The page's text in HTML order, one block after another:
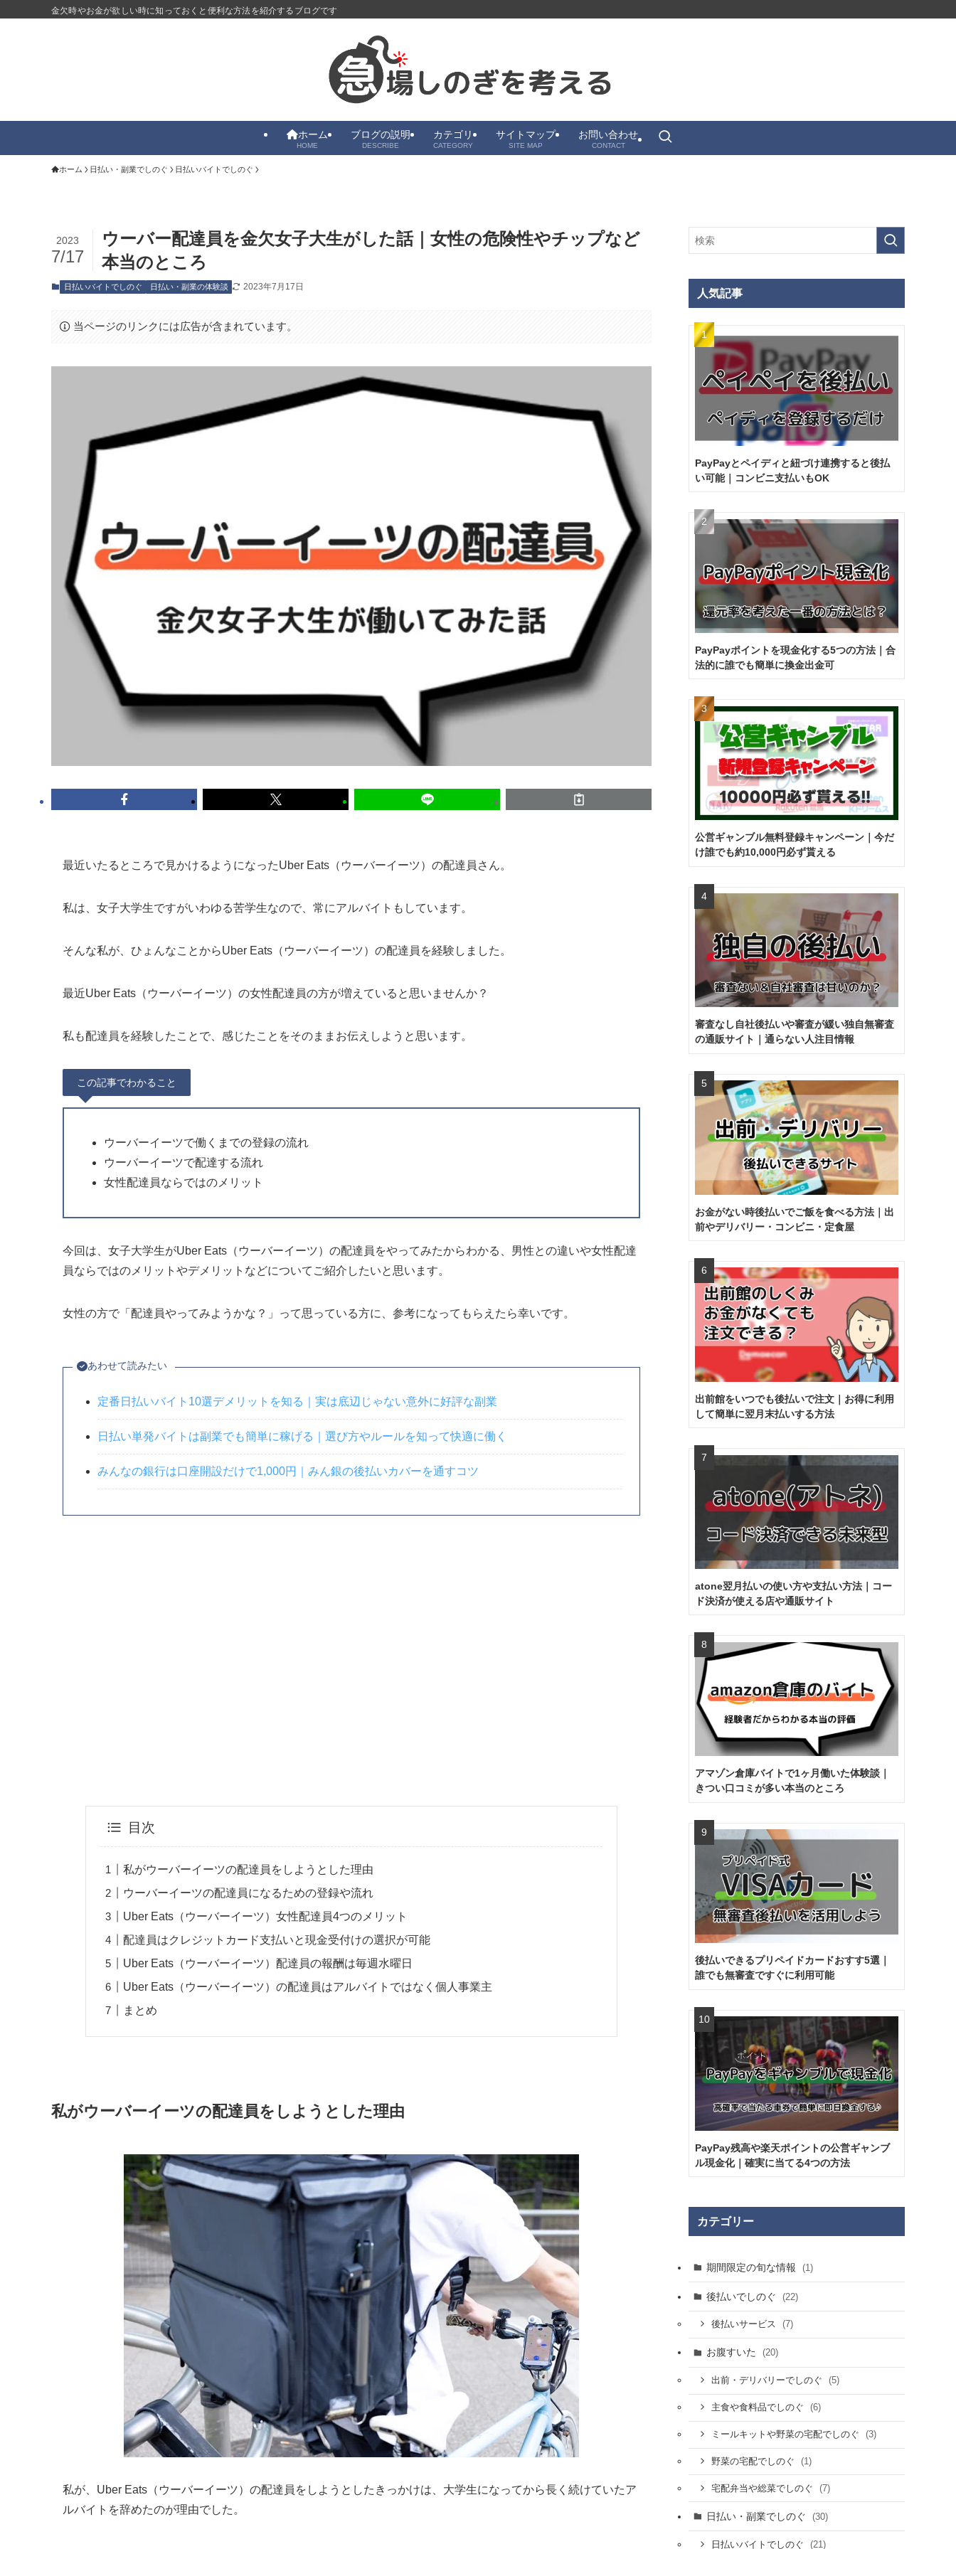
金欠時やお金が欲しい時に知っておくと便利な方法を紹介するブログです
ホーム
HOME
ブログの説明
DESCRIBE
カテゴリ
CATEGORY
サイトマップ
SITE MAP
お問い合わせ
CONTACT
ホーム 日払い・副業でしのぐ 日払いバイトでしのぐ
ウーバー配達員を金欠女子大生がした話｜女性の危険性やチップなど
本当のところ
2023
7/17
日払いバイトでしのぐ 日払い・副業の体験談 2023年7月17日
当ページのリンクには広告が含まれています。
最近いたるところで見かけるようになったUber Eats（ウーバーイーツ）の配達員さん。
私は、女子大学生ですがいわゆる苦学生なので、常にアルバイトもしています。
そんな私が、ひょんなことからUber Eats（ウーバーイーツ）の配達員を経験しました。
最近Uber Eats（ウーバーイーツ）の女性配達員の方が増えていると思いませんか？
私も配達員を経験したことで、感じたことをそのままお伝えしようと思います。
この記事でわかること
ウーバーイーツで働くまでの登録の流れ
ウーバーイーツで配達する流れ
女性配達員ならではのメリット
今回は、女子大学生がUber Eats（ウーバーイーツ）の配達員をやってみたからわかる、男性との違いや女性配達
員ならではのメリットやデメリットなどについてご紹介したいと思います。
女性の方で「配達員やってみようかな？」って思っている方に、参考になってもらえたら幸いです。
あわせて読みたい
定番日払いバイト10選デメリットを知る｜実は底辺じゃない意外に好評な副業
日払い単発バイトは副業でも簡単に稼げる｜選び方やルールを知って快適に働く
みんなの銀行は口座開設だけで1,000円｜みん銀の後払いカバーを通すコツ
目次
私がウーバーイーツの配達員をしようとした理由
ウーバーイーツの配達員になるための登録や流れ
Uber Eats（ウーバーイーツ）女性配達員4つのメリット
配達員はクレジットカード支払いと現金受付けの選択が可能
Uber Eats（ウーバーイーツ）配達員の報酬は毎週水曜日
Uber Eats（ウーバーイーツ）の配達員はアルバイトではなく個人事業主
まとめ
私がウーバーイーツの配達員をしようとした理由
私が、Uber Eats（ウーバーイーツ）の配達員をしようとしたきっかけは、大学生になってから長く続けていたア
ルバイトを辞めたのが理由でした。
人気記事
PayPayとペイディと紐づけ連携すると後払
い可能｜コンビニ支払いもOK
PayPayポイントを現金化する5つの方法｜合
法的に誰でも簡単に換金出金可
公営ギャンブル無料登録キャンペーン｜今だ
け誰でも約10,000円必ず貰える
審査なし自社後払いや審査が緩い独自無審査
の通販サイト｜通らない人注目情報
お金がない時後払いでご飯を食べる方法｜出
前やデリバリー・コンビニ・定食屋
出前館をいつでも後払いで注文｜お得に利用
して簡単に翌月末払いする方法
atone翌月払いの使い方や支払い方法｜コー
ド決済が使える店や通販サイト
アマゾン倉庫バイトで1ヶ月働いた体験談｜
きつい口コミが多い本当のところ
後払いできるプリペイドカードおすす5選｜
誰でも無審査ですぐに利用可能
PayPay残高や楽天ポイントの公営ギャンブ
ル現金化｜確実に当てる4つの方法
カテゴリー
期間限定の旬な情報 (1)
後払いでしのぐ (22)
後払いサービス (7)
お腹すいた (20)
出前・デリバリーでしのぐ (5)
主食や食料品でしのぐ (6)
ミールキットや野菜の宅配でしのぐ (3)
野菜の宅配でしのぐ (1)
宅配弁当や総菜でしのぐ (7)
日払い・副業でしのぐ (30)
日払いバイトでしのぐ (21)